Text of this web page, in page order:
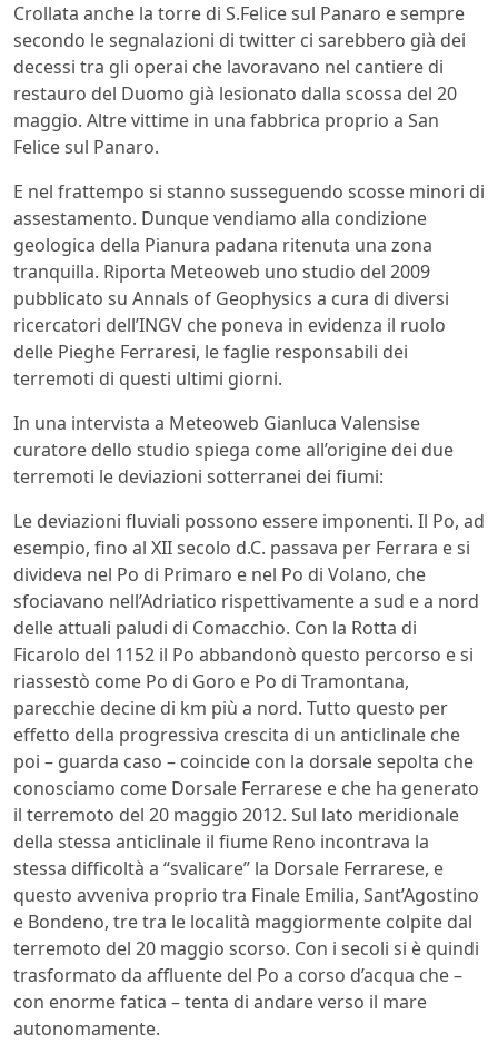
Crollata anche la torre di S.Felice sul Panaro e sempre
secondo le segnalazioni di twitter ci sarebbero già dei
decessi tra gli operai che lavoravano nel cantiere di
restauro del Duomo già lesionato dalla scossa del 20
maggio. Altre vittime in una fabbrica proprio a San
Felice sul Panaro.
E nel frattempo si stanno susseguendo scosse minori di
assestamento. Dunque vendiamo alla condizione
geologica della Pianura padana ritenuta una zona
tranquilla. Riporta Meteoweb uno studio del 2009
pubblicato su Annals of Geophysics a cura di diversi
ricercatori dell’INGV che poneva in evidenza il ruolo
delle Pieghe Ferraresi, le faglie responsabili dei
terremoti di questi ultimi giorni.
In una intervista a Meteoweb Gianluca Valensise
curatore dello studio spiega come all’origine dei due
terremoti le deviazioni sotterranei dei fiumi:
Le deviazioni fluviali possono essere imponenti. Il Po, ad
esempio, fino al XII secolo d.C. passava per Ferrara e si
divideva nel Po di Primaro e nel Po di Volano, che
sfociavano nell’Adriatico rispettivamente a sud e a nord
delle attuali paludi di Comacchio. Con la Rotta di
Ficarolo del 1152 il Po abbandonò questo percorso e si
riassestò come Po di Goro e Po di Tramontana,
parecchie decine di km più a nord. Tutto questo per
effetto della progressiva crescita di un anticlinale che
poi – guarda caso – coincide con la dorsale sepolta che
conosciamo come Dorsale Ferrarese e che ha generato
il terremoto del 20 maggio 2012. Sul lato meridionale
della stessa anticlinale il fiume Reno incontrava la
stessa difficoltà a “svalicare” la Dorsale Ferrarese, e
questo avveniva proprio tra Finale Emilia, Sant’Agostino
e Bondeno, tre tra le località maggiormente colpite dal
terremoto del 20 maggio scorso. Con i secoli si è quindi
trasformato da affluente del Po a corso d’acqua che –
con enorme fatica – tenta di andare verso il mare
autonomamente.